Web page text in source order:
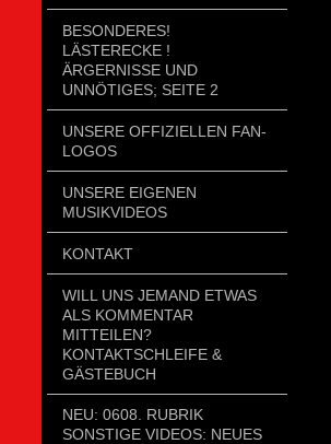
BESONDERES!
LÄSTERECKE !
ÄRGERNISSE UND
UNNÖTIGES; SEITE 2
UNSERE OFFIZIELLEN FAN-
LOGOS
UNSERE EIGENEN
MUSIKVIDEOS
KONTAKT
WILL UNS JEMAND ETWAS
ALS KOMMENTAR
MITTEILEN?
KONTAKTSCHLEIFE &
GÄSTEBUCH
NEU: 0608. RUBRIK
SONSTIGE VIDEOS: NEUES